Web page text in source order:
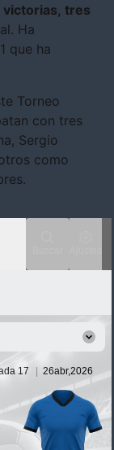
victorias, tres
Ha
que ha
Torneo
con tres
Sergio
como